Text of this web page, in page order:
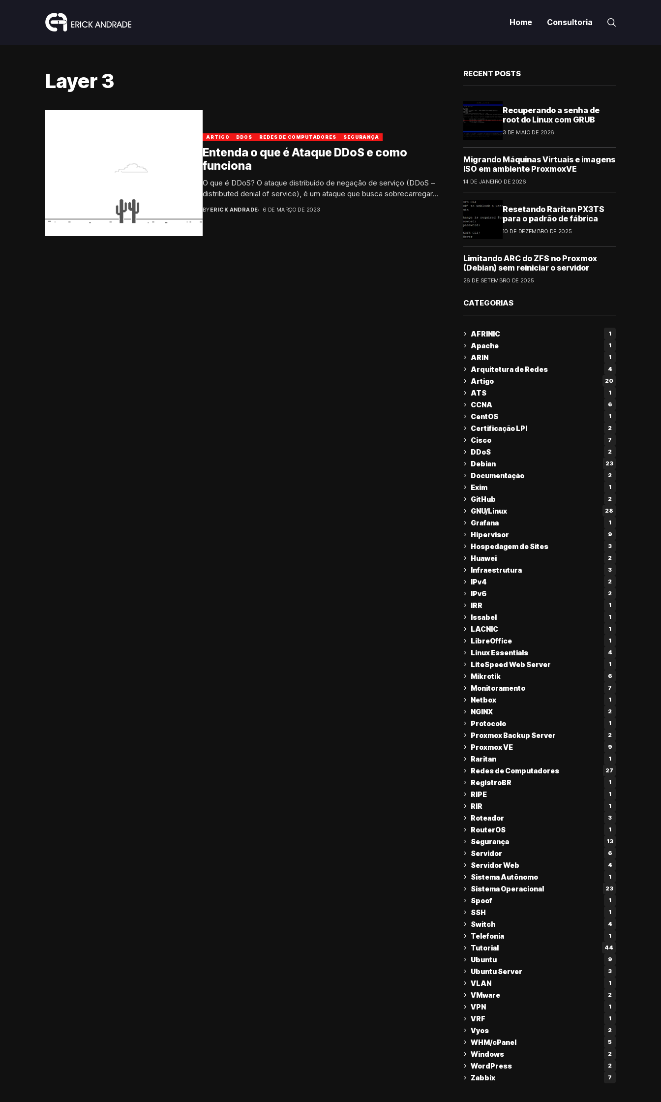
Home Consultoria
Layer 3
ARTIGO DDOS REDES DE COMPUTADORES SEGURANÇA
Entenda o que é Ataque DDoS e como
funciona
O que é DDoS? O ataque distribuído de negação de serviço (DDoS –
distributed denial of service), é um ataque que busca sobrecarregar...
BYERICK ANDRADE 6 DE MARÇO DE 2023
RECENT POSTS
Recuperando a senha de
root do Linux com GRUB
3 DE MAIO DE 2026
Migrando Máquinas Virtuais e imagens
ISO em ambiente ProxmoxVE
14 DE JANEIRO DE 2026
Resetando Raritan PX3TS
para o padrão de fábrica
10 DE DEZEMBRO DE 2025
Limitando ARC do ZFS no Proxmox
(Debian) sem reiniciar o servidor
26 DE SETEMBRO DE 2025
CATEGORIAS
AFRINIC 1
Apache 1
ARIN 1
Arquitetura de Redes 4
Artigo 20
ATS 1
CCNA 6
CentOS 1
Certificação LPI 2
Cisco 7
DDoS 2
Debian 23
Documentação 2
Exim 1
GitHub 2
GNU/Linux 28
Grafana 1
Hipervisor 9
Hospedagem de Sites 3
Huawei 2
Infraestrutura 3
IPv4 2
IPv6 2
IRR 1
Issabel 1
LACNIC 1
LibreOffice 1
Linux Essentials 4
LiteSpeed Web Server 1
Mikrotik 6
Monitoramento 7
Netbox 1
NGINX 2
Protocolo 1
Proxmox Backup Server 2
Proxmox VE 9
Raritan 1
Redes de Computadores 27
RegistroBR 1
RIPE 1
RIR 1
Roteador 3
RouterOS 1
Segurança 13
Servidor 6
Servidor Web 4
Sistema Autônomo 1
Sistema Operacional 23
Spoof 1
SSH 1
Switch 4
Telefonia 1
Tutorial 44
Ubuntu 9
Ubuntu Server 3
VLAN 1
VMware 2
VPN 1
VRF 1
Vyos 2
WHM/cPanel 5
Windows 2
WordPress 2
Zabbix 7